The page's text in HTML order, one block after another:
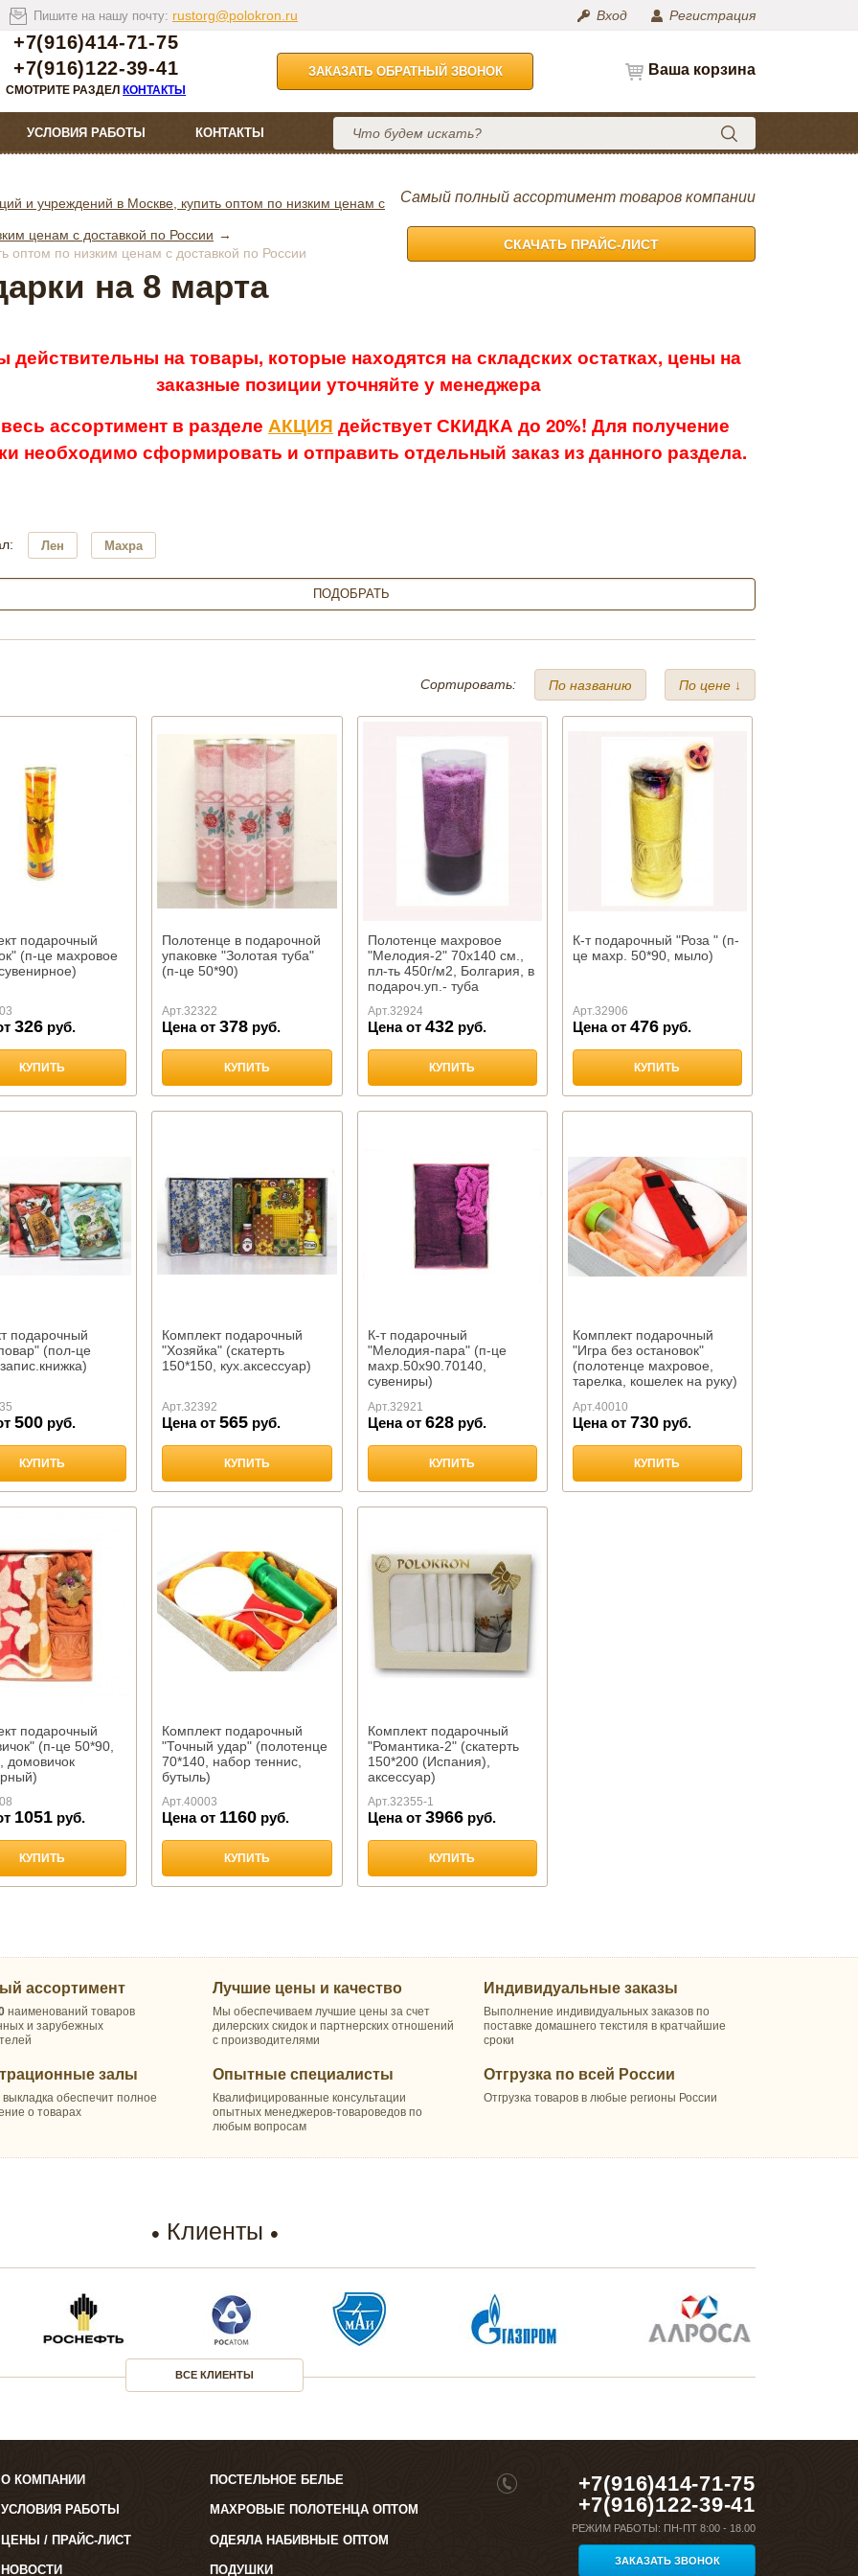
Пишите на нашу почту: rustorg@polokron.ru Вход Регистрация
+7(916)414-71-75
+7(916)122-39-41
СМОТРИТЕ РАЗДЕЛКОНТАКТЫ
ЗАКАЗАТЬ ОБРАТНЫЙ ЗВОНОК Ваша корзина
УСЛОВИЯ РАБОТЫ КОНТАКТЫ
и учреждений в Москве, купить оптом по низким ценам с
ценам с доставкой по России
оптом по низким ценам с доставкой по России
на 8 марта
Самый полный ассортимент товаров компании
СКАЧАТЬ ПРАЙС-ЛИСТ
действительны на товары, которые находятся на складских остатках, цены на
заказные позиции уточняйте у менеджера
ассортимент в разделе АКЦИЯ действует СКИДКА до 20%! Для получение
необходимо сформировать и отправить отдельный заказ из данного раздела.
Лен Махра
Сортировать: По названию По цене ↓
подарочный
(п-це махровое
326 руб.
КУПИТЬ
Полотенце в подарочной
упаковке "Золотая туба"
(п-це 50*90)
Арт.32322
Цена от378 руб.
КУПИТЬ
Полотенце махровое
"Мелодия-2" 70х140 см.,
пл-ть 450г/м2, Болгария, в
подароч.уп.- туба
Арт.32924
Цена от 432руб.
КУПИТЬ
К-т подарочный "Роза " (п-
це махр. 50*90, мыло)
Арт.32906
Цена от 476руб.
КУПИТЬ
подарочный
(пол-це
500 руб.
КУПИТЬ
Комплект подарочный
"Хозяйка" (скатерть
150*150, кух.аксессуар)
Арт.32392
Цена от565 руб.
КУПИТЬ
К-т подарочный
"Мелодия-пара" (п-це
махр.50х90.70140,
сувениры)
Арт.32921
Цена от 628руб.
КУПИТЬ
Комплект подарочный
"Игра без остановок"
(полотенце махровое,
тарелка, кошелек на руку)
Арт.40010
Цена от 730руб.
КУПИТЬ
подарочный
(п-це 50*90,
домовичок
1051 руб.
КУПИТЬ
Комплект подарочный
"Точный удар" (полотенце
70*140, набор теннис,
бутыль)
Арт.40003
Цена от 1160 руб.
КУПИТЬ
Комплект подарочный
"Романтика-2" (скатерть
150*200 (Испания),
аксессуар)
Арт.32355-1
Цена от 3966руб.
КУПИТЬ
ассортимент
наименований товаров
и зарубежных
залы
обеспечит полное
о товарах
Лучшие цены и качество
Мы обеспечиваем лучшие цены за счет
дилерских скидок и партнерских отношений
с производителями
Опытные специалисты
Квалифицированные консультации
опытных менеджеров-товароведов по
любым вопросам
Индивидуальные заказы
Выполнение индивидуальных заказов по
поставке домашнего текстиля в кратчайшие
сроки
Отгрузка по всей России
Отгрузка товаров в любые регионы России
Клиенты
ВСЕ КЛИЕНТЫ
О КОМПАНИИ
УСЛОВИЯ РАБОТЫ
ЦЕНЫ / ПРАЙС-ЛИСТ
НОВОСТИ
ПОСТЕЛЬНОЕ БЕЛЬЕ
МАХРОВЫЕ ПОЛОТЕНЦА ОПТОМ
ОДЕЯЛА НАБИВНЫЕ ОПТОМ
ПОДУШКИ
+7(916)414-71-75
+7(916)122-39-41
РЕЖИМ РАБОТЫ: ПН-ПТ 8:00 - 18.00
ЗАКАЗАТЬ ЗВОНОК